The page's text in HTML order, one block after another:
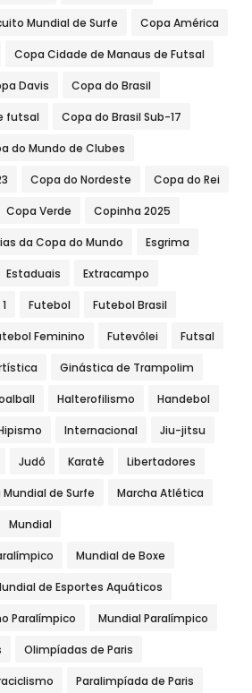
Mundial de Surfe Copa América
Copa Cidade de Manaus de Futsal
Davis Copa do Brasil
futsal Copa do Brasil Sub-17
do Mundo de Clubes
Copa do Nordeste Copa do Rei
Copa Verde Copinha 2025
da Copa do Mundo Esgrima
Estaduais Extracampo
Futebol Futebol Brasil
Feminino Futevôlei Futsal
Ginástica de Trampolim
Halterofilismo Handebol
Internacional Jiu-jitsu
Judô Karatê Libertadores
Mundial de Surfe Marcha Atlética
Mundial
Mundial de Boxe
de Esportes Aquáticos
Paralímpico Mundial Paralímpico
Olimpíadas de Paris
Paralimpíada de Paris